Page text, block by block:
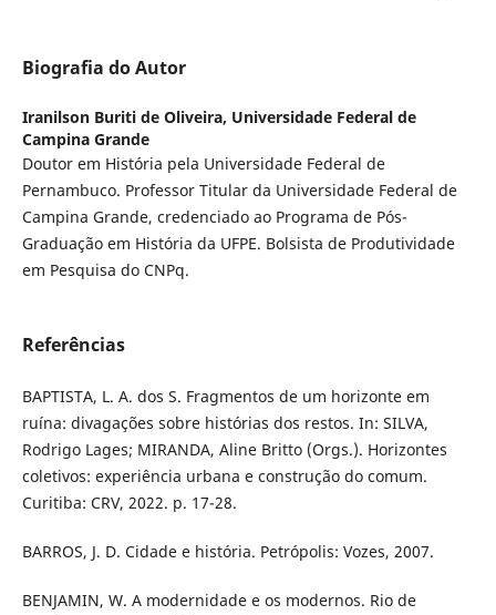
Biografia do Autor
Iranilson Buriti de Oliveira, Universidade Federal de
Campina Grande
Doutor em História pela Universidade Federal de
Pernambuco. Professor Titular da Universidade Federal de
Campina Grande, credenciado ao Programa de Pós-
Graduação em História da UFPE. Bolsista de Produtividade
em Pesquisa do CNPq.
Referências
BAPTISTA, L. A. dos S. Fragmentos de um horizonte em
ruína: divagações sobre histórias dos restos. In: SILVA,
Rodrigo Lages; MIRANDA, Aline Britto (Orgs.). Horizontes
coletivos: experiência urbana e construção do comum.
Curitiba: CRV, 2022. p. 17-28.
BARROS, J. D. Cidade e história. Petrópolis: Vozes, 2007.
BENJAMIN, W. A modernidade e os modernos. Rio de